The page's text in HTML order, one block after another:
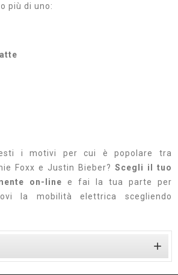
più di uno:
i motivi per cui è popolare tra
Foxx e Justin Bieber? Scegli il tuo
on-line e fai la tua parte per
la mobilità elettrica scegliendo
